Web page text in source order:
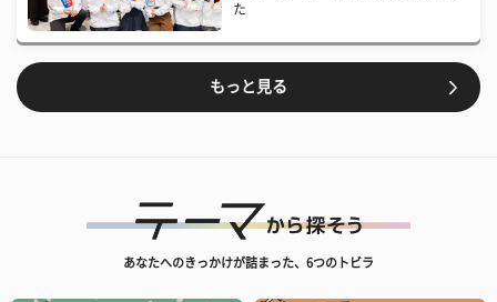
た
もっと見る
あなたへのきっかけが詰まった、6つのトビラ